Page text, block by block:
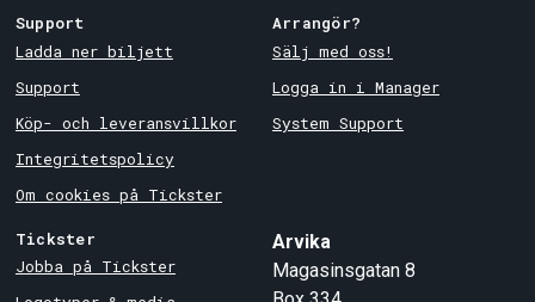
Support
Ladda ner biljett
Support
Köp- och leveransvillkor
Integritetspolicy
Om cookies på Tickster
Arrangör?
Sälj med oss!
Logga in i Manager
System Support
Tickster
Jobba på Tickster
Arvika
Magasinsgatan 8